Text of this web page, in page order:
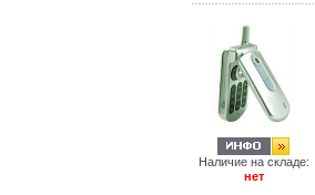
Наличие на складе:
нет